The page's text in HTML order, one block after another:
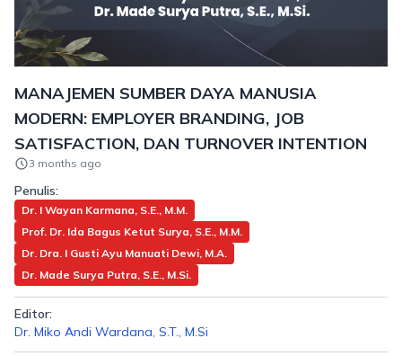
MANAJEMEN SUMBER DAYA MANUSIA
MODERN: EMPLOYER BRANDING, JOB
SATISFACTION, DAN TURNOVER INTENTION
3 months ago
Penulis:
Dr. I Wayan Karmana, S.E., M.M.
Prof. Dr. Ida Bagus Ketut Surya, S.E., M.M.
Dr. Dra. I Gusti Ayu Manuati Dewi, M.A.
Dr. Made Surya Putra, S.E., M.Si.
Editor:
Dr. Miko Andi Wardana, S.T., M.Si